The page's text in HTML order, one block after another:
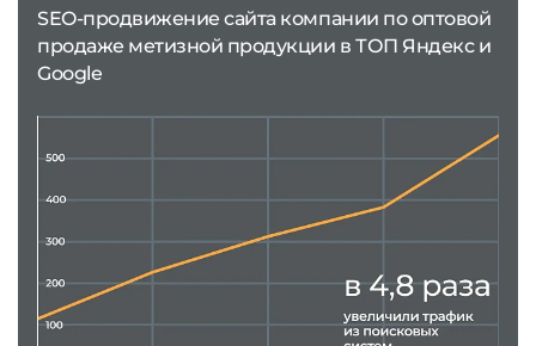
SEO-продвижение сайта компании по оптовой
продаже метизной продукции в ТОП Яндекс и
Google